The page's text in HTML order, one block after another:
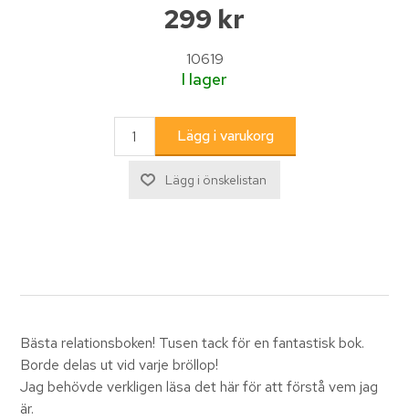
299 kr
10619
I lager
Bästa relationsboken! Tusen tack för en fantastisk bok.
Borde delas ut vid varje bröllop!
Jag behövde verkligen läsa det här för att förstå vem jag
är.